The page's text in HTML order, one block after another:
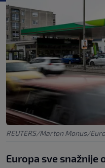
REUTERS/Marton Monus/
Europa sve snažnije